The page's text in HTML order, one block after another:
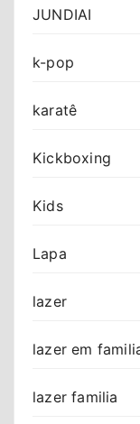
JUNDIAI
k-pop
karatê
Kickboxing
Kids
Lapa
lazer
lazer em
lazer familia